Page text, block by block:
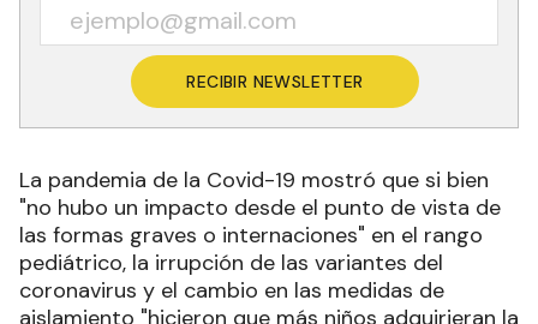
RECIBIR NEWSLETTER
La pandemia de la Covid-19 mostró que si bien
"no hubo un impacto desde el punto de vista de
las formas graves o internaciones" en el rango
pediátrico, la irrupción de las variantes del
coronavirus y el cambio en las medidas de